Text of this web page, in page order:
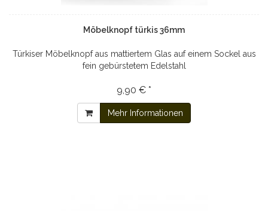
Möbelknopf türkis 36mm
Türkiser Möbelknopf aus mattiertem Glas auf einem Sockel aus
fein gebürstetem Edelstahl
9,90 € *
Mehr Informationen